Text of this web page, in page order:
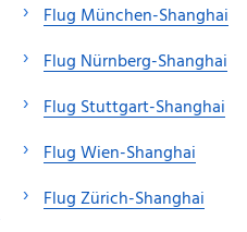
Flug München-Shanghai
Flug Nürnberg-Shanghai
Flug Stuttgart-Shanghai
Flug Wien-Shanghai
Flug Zürich-Shanghai